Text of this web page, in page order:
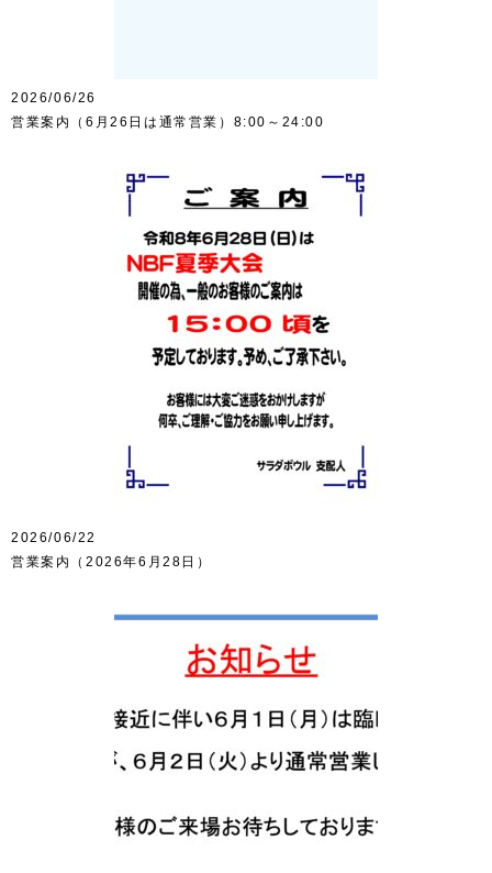
2026/06/26
営業案内（6月26日は通常営業）8:00～24:00
2026/06/22
営業案内（2026年6月28日）